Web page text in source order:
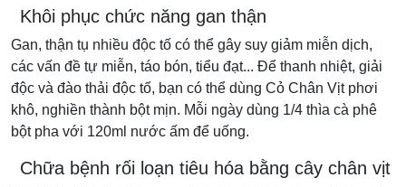
Khôi phục chức năng gan thận
Gan, thận tụ nhiều độc tố có thể gây suy giảm miễn dịch,
các vấn đề tự miễn, táo bón, tiểu đạt... Để thanh nhiệt, giải
độc và đào thải độc tố, bạn có thể dùng Cỏ Chân Vịt phơi
khô, nghiền thành bột mịn. Mỗi ngày dùng 1/4 thìa cà phê
bột pha với 120ml nước ấm để uống.
Chữa bệnh rối loạn tiêu hóa bằng cây chân vịt